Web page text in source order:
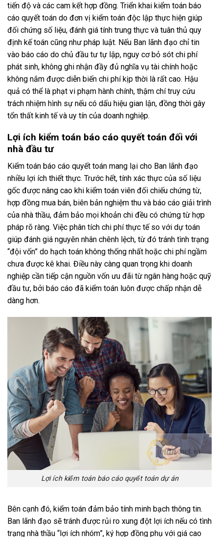
tiến độ và các cam kết hợp đồng. Triển khai kiểm toán báo
cáo quyết toán do đơn vị kiểm toán độc lập thực hiện giúp
đối chứng số liệu, đánh giá tính trung thực và tuân thủ quy
định kế toán cũng như pháp luật. Nếu Ban lãnh đạo chỉ tin
vào báo cáo do chủ đầu tư tự lập, nguy cơ bỏ sót chi phí
phát sinh, không ghi nhận đầy đủ nghĩa vụ tài chính hoặc
không nắm được diễn biến chi phí kịp thời là rất cao. Hậu
quả có thể là phạt vi phạm hành chính, thậm chí truy cứu
trách nhiệm hình sự nếu có dấu hiệu gian lận, đồng thời gây
tổn thất kinh tế và uy tín của doanh nghiệp.
Lợi ích kiểm toán báo cáo quyết toán đối với
nhà đầu tư
Kiểm toán báo cáo quyết toán mang lại cho Ban lãnh đạo
nhiều lợi ích thiết thực. Trước hết, tính xác thực của số liệu
gốc được nâng cao khi kiểm toán viên đối chiếu chứng từ,
hợp đồng mua bán, biên bản nghiệm thu và báo cáo giải trình
của nhà thầu, đảm bảo mọi khoản chi đều có chứng từ hợp
pháp rõ ràng. Việc phân tích chi phí thực tế so với dự toán
giúp đánh giá nguyên nhân chênh lệch, từ đó tránh tình trạng
“đội vốn” do hạch toán không thống nhất hoặc chi phí ngầm
chưa được kê khai. Điều này càng quan trọng khi doanh
nghiệp cần tiếp cận nguồn vốn ưu đãi từ ngân hàng hoặc quỹ
đầu tư, bởi báo cáo đã kiểm toán luôn được chấp nhận dễ
dàng hơn.
Lợi ích kiểm toán báo cáo quyết toán dự án
Bên cạnh đó, kiểm toán đảm bảo tính minh bạch thông tin.
Ban lãnh đạo sẽ tránh được rủi ro xung đột lợi ích nếu có tình
trạng nhà thầu “lợi ích nhóm”, ký hợp đồng phụ với giá cao